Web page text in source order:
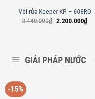
Vòi rửa Keeper KP – 608RO
3.440.000₫ 2.200.000₫
GIẢI PHÁP NƯỚC
-15%